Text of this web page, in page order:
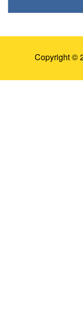
Copyright ©